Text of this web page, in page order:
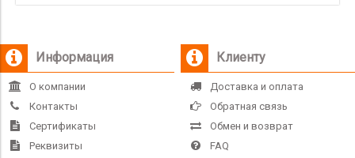
Информация
О компании
Контакты
Сертификаты
Реквизиты
Клиенту
Доставка и оплата
Обратная связь
Обмен и возврат
FAQ